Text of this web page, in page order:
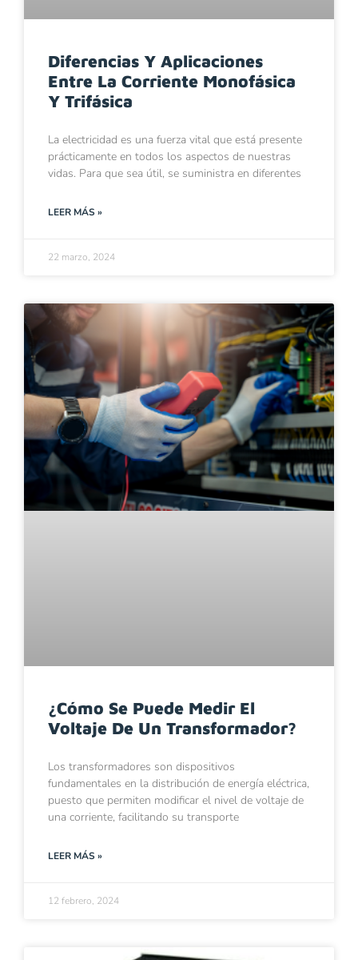
Diferencias Y Aplicaciones
Entre La Corriente Monofásica
Y Trifásica
La electricidad es una fuerza vital que está presente
prácticamente en todos los aspectos de nuestras
vidas. Para que sea útil, se suministra en diferentes
LEER MÁS »
22 marzo, 2024
¿Cómo Se Puede Medir El
Voltaje De Un Transformador?
Los transformadores son dispositivos
fundamentales en la distribución de energía eléctrica,
puesto que permiten modificar el nivel de voltaje de
una corriente, facilitando su transporte
LEER MÁS »
12 febrero, 2024